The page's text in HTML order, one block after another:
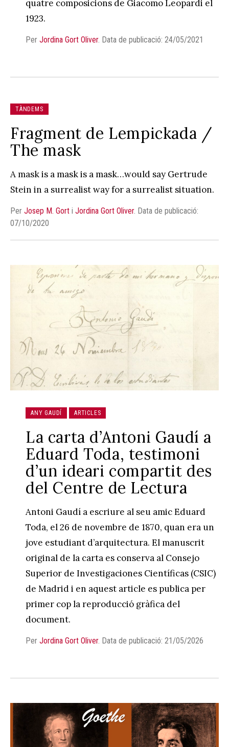
quatre composicions de Giacomo Leopardi el
1923.
Per Jordina Gort Oliver. Data de publicació: 24/05/2021
TÀNDEMS
Fragment de Lempickada /
The mask
A mask is a mask is a mask…would say Gertrude
Stein in a surrealist way for a surrealist situation.
Per Josep M. Gort i Jordina Gort Oliver. Data de publicació:
07/10/2020
ANY GAUDÍ ARTICLES
La carta d’Antoni Gaudí a
Eduard Toda, testimoni
d’un ideari compartit des
del Centre de Lectura
Antoni Gaudí a escriure al seu amic Eduard
Toda, el 26 de novembre de 1870, quan era un
jove estudiant d’arquitectura. El manuscrit
original de la carta es conserva al Consejo
Superior de Investigaciones Científicas (CSIC)
de Madrid i en aquest article es publica per
primer cop la reproducció gràfica del
document.
Per Jordina Gort Oliver. Data de publicació: 21/05/2026